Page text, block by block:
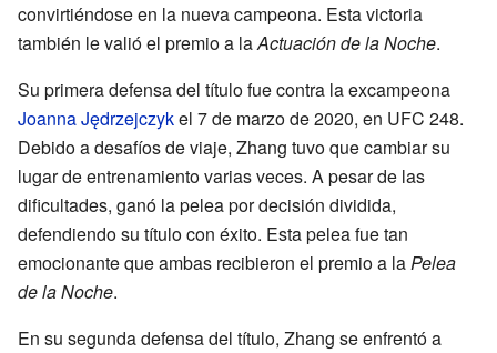
convirtiéndose en la nueva campeona. Esta victoria
también le valió el premio a laActuación de la Noche.
Su primera defensa del título fue contra la excampeona
Joanna Jędrzejczykel 7 de marzo de 2020, en UFC 248.
Debido a desafíos de viaje, Zhang tuvo que cambiar su
lugar de entrenamiento varias veces. A pesar de las
dificultades, ganó la pelea por decisión dividida,
defendiendo su título con éxito. Esta pelea fue tan
emocionante que ambas recibieron el premio a laPelea
de la Noche.
En su segunda defensa del título, Zhang se enfrentó a